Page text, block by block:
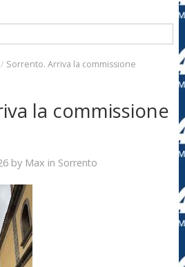
/ Sorrento. Arriva la commissione
la commissione
by Max in Sorrento